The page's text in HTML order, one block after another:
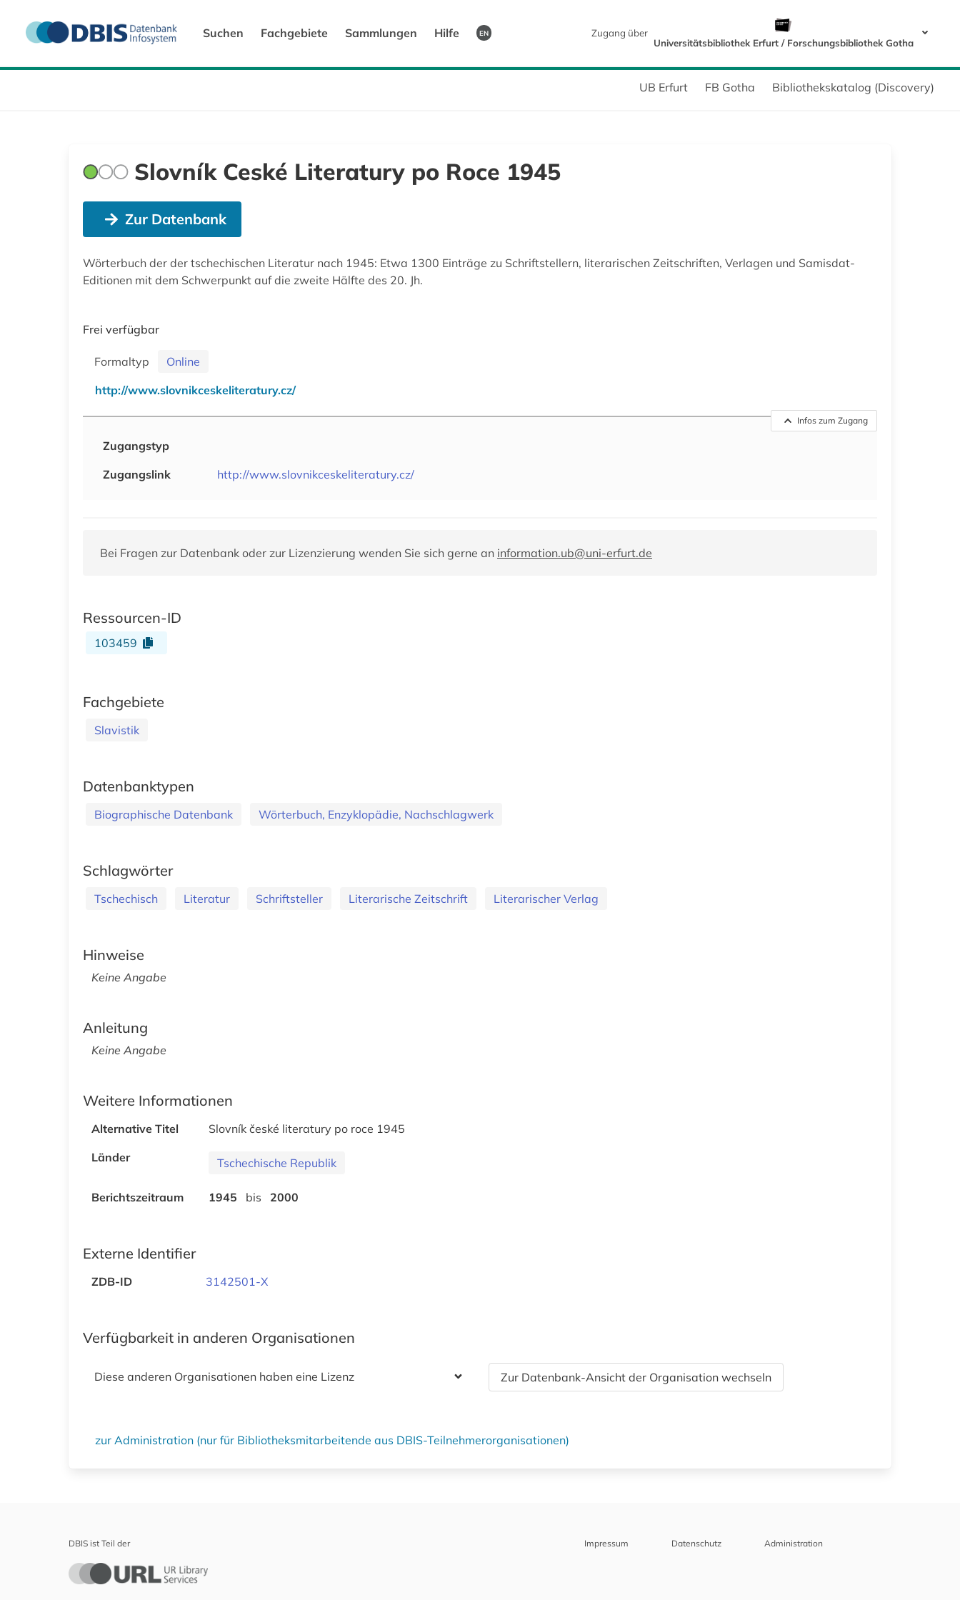
Suchen Fachgebiete Sammlungen Hilfe EN
Zugang über
Universitätsbibliothek Erfurt / Forschungsbibliothek Gotha
UB Erfurt FB Gotha Bibliothekskatalog (Discovery)
Slovník Ceské Literatury po Roce 1945
Zur Datenbank
Wörterbuch der der tschechischen Literatur nach 1945: Etwa 1300 Einträge zu Schriftstellern, literarischen Zeitschriften, Verlagen und Samisdat-
Editionen mit dem Schwerpunkt auf die zweite Hälfte des 20. Jh.
Frei verfügbar
Formaltyp
Online
http://www.slovnikceskeliteratury.cz/
Infos zum Zugang
Zugangstyp
Zugangslink
http://www.slovnikceskeliteratury.cz/
Bei Fragen zur Datenbank oder zur Lizenzierung wenden Sie sich gerne an information.ub@uni-erfurt.de
Ressourcen-ID
103459
Fachgebiete
Slavistik
Datenbanktypen
Biographische Datenbank Wörterbuch, Enzyklopädie, Nachschlagwerk
Schlagwörter
Tschechisch Literatur Schriftsteller Literarische Zeitschrift Literarischer Verlag
Hinweise
Keine Angabe
Anleitung
Keine Angabe
Weitere Informationen
Alternative Titel
Slovník české literatury po roce 1945
Länder
Tschechische Republik
Berichtszeitraum 1945 bis 2000
Externe Identifier
ZDB-ID 3142501-X
Verfügbarkeit in anderen Organisationen
Diese anderen Organisationen haben eine Lizenz Zur Datenbank-Ansicht der Organisation wechseln
zur Administration (nur für Bibliotheksmitarbeitende aus DBIS-Teilnehmerorganisationen)
DBIS ist Teil der Impressum Datenschutz Administration